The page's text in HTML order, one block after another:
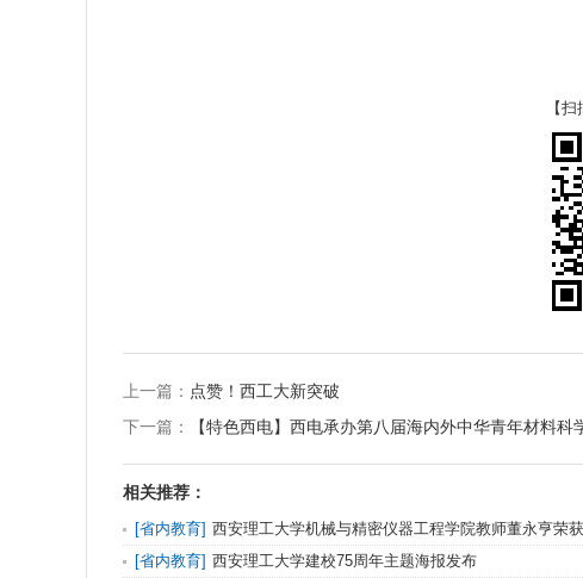
【
上一篇： 点赞！西工大新突破
下一篇：
【特色西电】西电承办第八届海内外中华青年材料
相关推荐：
[省内教育] 西安理工大学机械与精密仪器工程学院教师董永亨荣
[省内教育] 西安理工大学建校75周年主题海报发布